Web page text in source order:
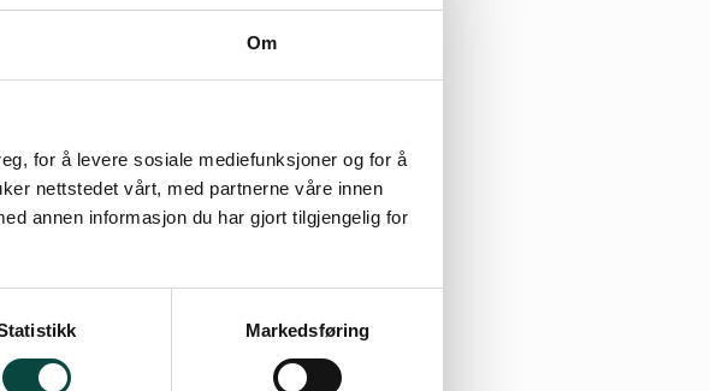
Om
for å levere sosiale mediefunksjoner og for å
nettstedet vårt, med partnerne våre innen
annen informasjon du har gjort tilgjengelig for
Markedsføring